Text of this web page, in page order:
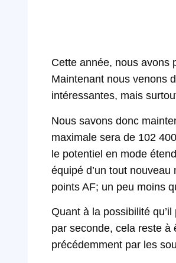
Cette année, nous avons
Maintenant nous venons
intéressantes, mais
Nous savons donc
maximale sera de 102
le potentiel en mode
équipé d’un tout
points AF; un peu moins
Quant à la possibilité
par seconde, cela reste à
précédemment par les